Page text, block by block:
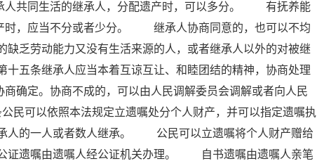
人共同生活的继承人，分配遗产时，可以多分。 有抚养能
时，应当不分或者少分。 继承人协商同意的，也可以不均
劳动能力又没有生活来源的人，或者继承人以外的对被继
条继承人应当本着互谅互让、和睦团结的精神，协商处理
确定。协商不成的，可以由人民调解委员会调解或者向人民
可以依照本法规定立遗嘱处分个人财产，并可以指定遗嘱执
的一人或者数人继承。 公民可以立遗嘱将个人财产赠给
遗嘱由遗嘱人经公证机关办理。 自书遗嘱由遗嘱人亲笔